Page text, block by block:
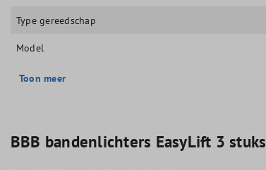
Type gereedschap
Model
Toon meer
BBB bandenlichters EasyLift 3 stuks